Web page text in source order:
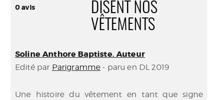
0avis
DISENT NOS
VÊTEMENTS
Soline Anthore Baptiste. Auteur
Edité par Parigramme - paru en DL 2019
Une histoire du vêtement en tant que signe